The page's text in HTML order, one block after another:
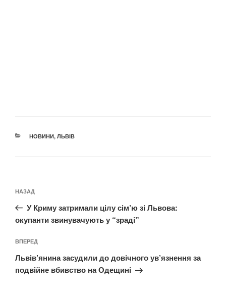
КАТЕГОРІЇ
НОВИНИ, ЛЬВІВ
записів
Попередній
запис:
НАЗАД
У Криму затримали цілу сім’ю зі Львова:
окупанти звинувачують у “зраді”
Наступний
запис
ВПЕРЕД
Львів’янина засудили до довічного ув’язнення за
подвійне вбивство на Одещині